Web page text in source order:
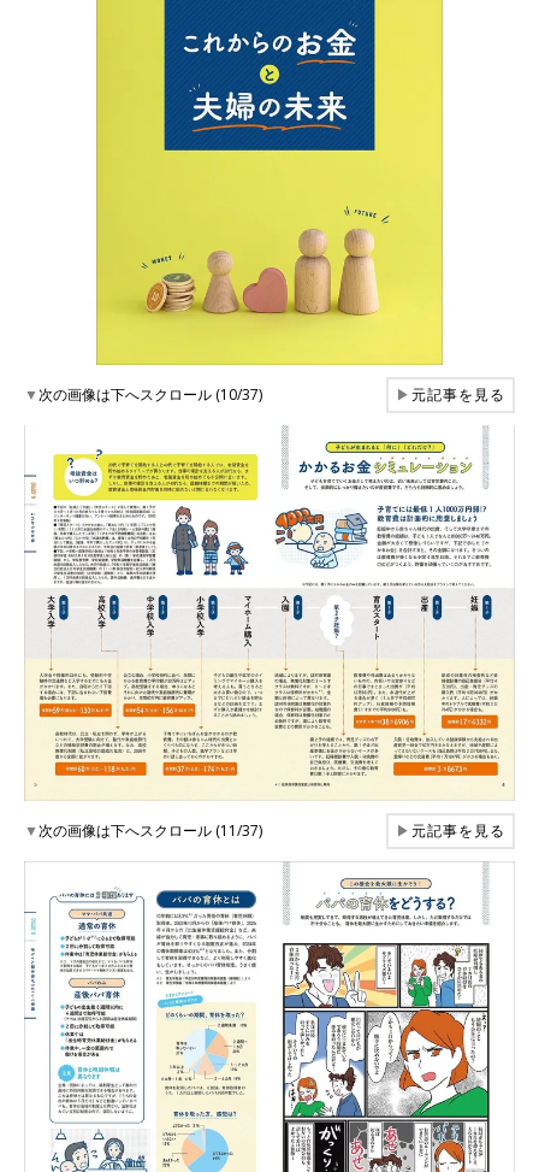
▼次の画像は下へスクロール (10/37) ▶元記事を見る
▼次の画像は下へスクロール (11/37) ▶元記事を見る